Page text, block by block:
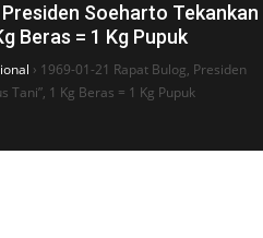
Soeharto Tekankan
Beras = 1 Kg Pupuk
› 1969-01-21 Rapat Bulog, Presiden
Tani”, 1 Kg Beras = 1 Kg Pupuk